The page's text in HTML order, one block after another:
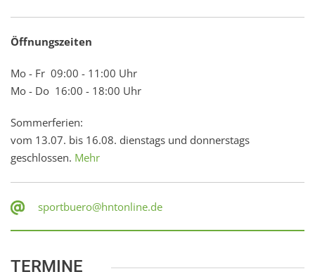
Öffnungszeiten
Mo - Fr 09:00 - 11:00 Uhr
Mo - Do 16:00 - 18:00 Uhr
Sommerferien:
vom 13.07. bis 16.08. dienstags und donnerstags
geschlossen. Mehr
sportbuero@hntonline.de
TERMINE